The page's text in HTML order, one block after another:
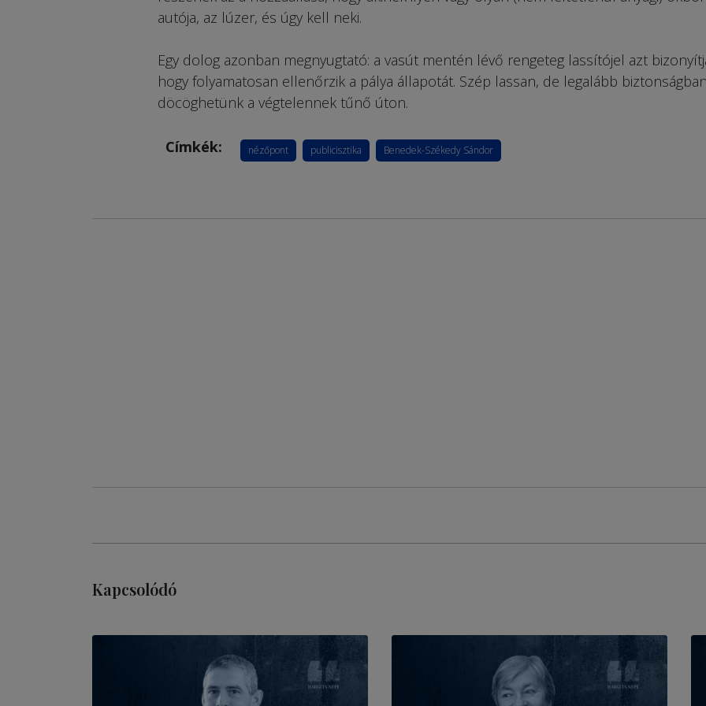
autója, az lúzer, és úgy kell neki.
Egy dolog azonban megnyugtató: a vasút mentén lévő rengeteg lassítójel azt
hogy folyamatosan ellenőrzik a pálya állapotát. Szép lassan, de legalább
döcöghetünk a végtelennek tűnő úton.
Címkék: nézőpont publicisztika Benedek-Székedy Sándor
Kapcsolódó